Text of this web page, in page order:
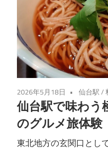
2026年5月18日 仙台駅/
仙台駅で味わう
のグルメ旅体験
東北地方の玄関口とし